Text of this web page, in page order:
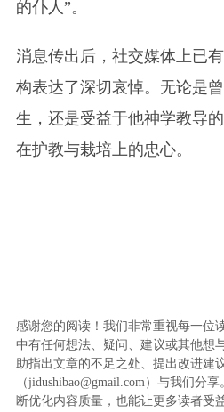
的仆人”。
消息传出后，社交媒体上已
构表达了深切哀悼。无论是
生，还是受益于他神学教导
在护教与栽培上的忠心。
感谢您的阅读！我们非常重视每一位
中有任何想法、疑问、建议或其他想
助指出文章的不足之处、提出改进建
（jidushibao@gmail.com）与我们分
断优化内容质量，也能让更多读者受